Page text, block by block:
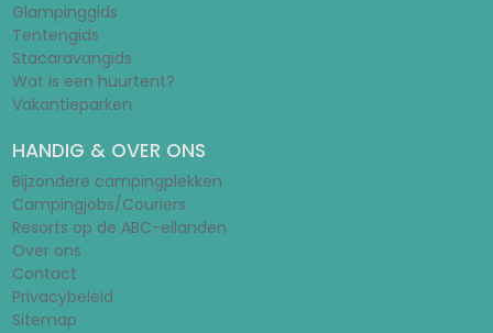
Glampinggids
Tentengids
Stacaravangids
Wat is een huurtent?
Vakantieparken
HANDIG & OVER ONS
Bijzondere campingplekken
Campingjobs/Couriers
Resorts op de ABC-eilanden
Over ons
Contact
Privacybeleid
Sitemap